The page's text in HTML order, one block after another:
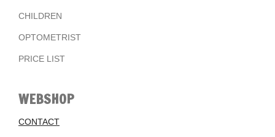
CHILDREN
OPTOMETRIST
PRICE LIST
WEBSHOP
CONTACT